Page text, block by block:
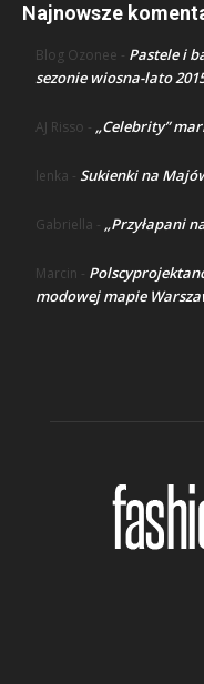
Najnowsze
Blog Ozonee - Pastele i
sezonie wiosna-lato
AJ Risso - „Celebrity”
lenka - Sukienki na
Gabriella - „Przyłapani
Marcin -
modowej mapie